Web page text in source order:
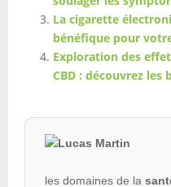
La cigarette
bénéfique pour
Exploration des
CBD : découvrez
les domaines de la